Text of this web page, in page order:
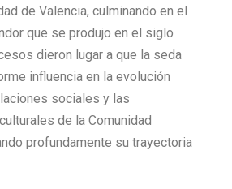
de Valencia, culminando en el
que se produjo en el siglo
dieron lugar a que la seda
influencia en la evolución
sociales y las
de la Comunidad
profundamente su trayectoria